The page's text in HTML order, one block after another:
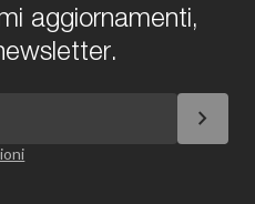
aggiornamenti,
chevron_right